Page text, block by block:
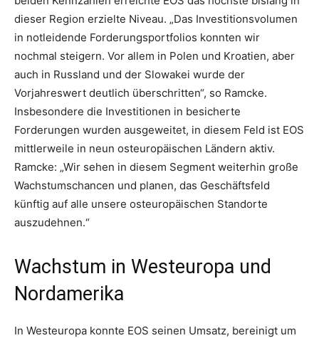
dieser Region erzielte Niveau. „Das Investitionsvolumen
in notleidende Forderungsportfolios konnten wir
nochmal steigern. Vor allem in Polen und Kroatien, aber
auch in Russland und der Slowakei wurde der
Vorjahreswert deutlich überschritten“, so Ramcke.
Insbesondere die Investitionen in besicherte
Forderungen wurden ausgeweitet, in diesem Feld ist EOS
mittlerweile in neun osteuropäischen Ländern aktiv.
Ramcke: „Wir sehen in diesem Segment weiterhin große
Wachstumschancen und planen, das Geschäftsfeld
künftig auf alle unsere osteuropäischen Standorte
auszudehnen.“
Wachstum in Westeuropa und
Nordamerika
In Westeuropa konnte EOS seinen Umsatz, bereinigt um